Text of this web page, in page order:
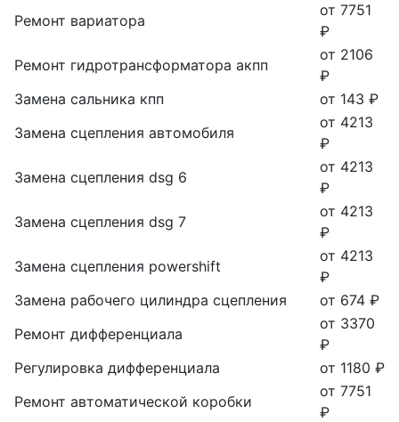
Ремонт вариатора
от 7751
₽
Ремонт гидротрансформатора акпп
от 2106
₽
Замена сальника кпп
от 143 ₽
Замена сцепления автомобиля
от 4213
₽
Замена сцепления dsg 6
от 4213
₽
Замена сцепления dsg 7
от 4213
₽
Замена сцепления powershift
от 4213
₽
Замена рабочего цилиндра сцепления
от 674 ₽
Ремонт дифференциала
от 3370
₽
Регулировка дифференциала
от 1180 ₽
Ремонт автоматической коробки
от 7751
₽